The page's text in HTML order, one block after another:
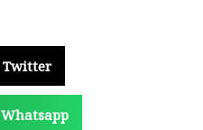
Twitter
Whatsapp